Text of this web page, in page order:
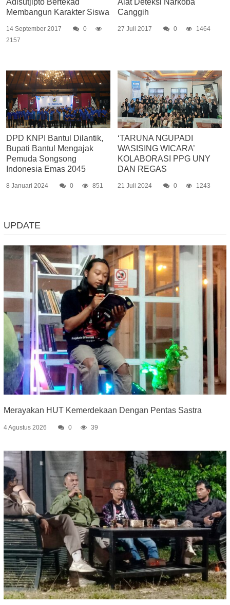
Adisutjipto Bertekad
Membangun Karakter Siswa
14 September 2017
0
2157
Alat Deteksi Narkoba
Canggih
27 Juli 2017 0 1464
DPD KNPI Bantul Dilantik,
Bupati Bantul Mengajak
Pemuda Songsong
Indonesia Emas 2045
8 Januari 2024 0 851
‘TARUNA NGUPADI
WASISING WICARA’
KOLABORASI PPG UNY
DAN REGAS
21 Juli 2024 0 1243
UPDATE
Merayakan HUT Kemerdekaan Dengan Pentas Sastra
4 Agustus 2026 0 39